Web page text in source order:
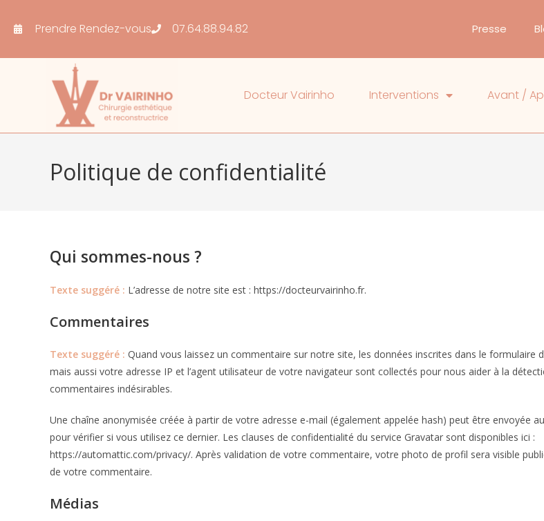
Prendre Rendez-vous 07.64.88.94.82 Presse
Docteur Vairinho Interventions Avant /
Politique de confidentialité
Qui sommes-nous ?
Texte suggéré : L’adresse de notre site est : https://docteurvairinho.fr.
Commentaires
Texte suggéré : Quand vous laissez un commentaire sur notre site, les données inscrites dans le formulaire
mais aussi votre adresse IP et l’agent utilisateur de votre navigateur sont collectés pour nous aider à la
commentaires indésirables.
Une chaîne anonymisée créée à partir de votre adresse e-mail (également appelée hash) peut être envoyée
pour vérifier si vous utilisez ce dernier. Les clauses de confidentialité du service Gravatar sont disponibles ici :
https://automattic.com/privacy/. Après validation de votre commentaire, votre photo de profil sera visible
de votre commentaire.
Médias